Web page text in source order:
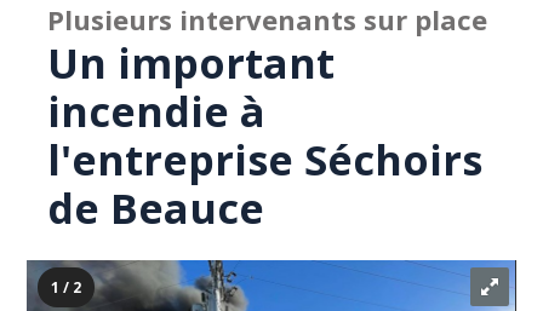
Plusieurs intervenants sur place
Un important
incendie à
l'entreprise Séchoirs
de Beauce
1 / 2